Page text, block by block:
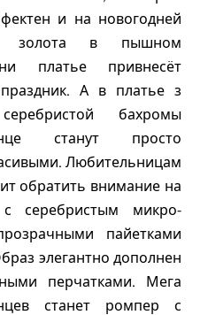
и на новогодней
золота в пышном
платье привнесёт
А в платье з
бахромы
станут просто
Любительницам
обратить внимание на
серебристым микро-
пайетками
элегантно дополнен
перчатками. Мега
станет ромпер с